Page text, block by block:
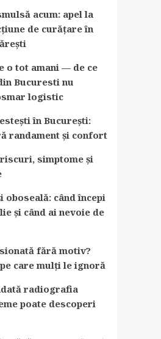
acum: apel la
de curățare în
o tot amani — de ce
Bucuresti nu
logistic
în București:
randament și confort
simptome și
când începi
și când ai nevoie de
fără motiv?
care mulți le ignoră
radiografia
poate descoperi